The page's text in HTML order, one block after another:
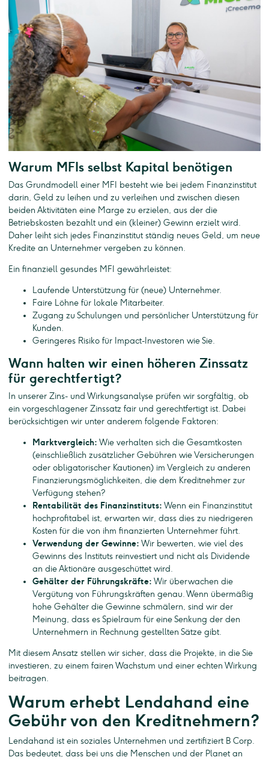
Warum MFIs selbst Kapital benötigen
Das Grundmodell einer MFI besteht wie bei jedem Finanzinstitut
darin, Geld zu leihen und zu verleihen und zwischen diesen
beiden Aktivitäten eine Marge zu erzielen, aus der die
Betriebskosten bezahlt und ein (kleiner) Gewinn erzielt wird.
Daher leiht sich jedes Finanzinstitut ständig neues Geld, um neue
Kredite an Unternehmer vergeben zu können.
Ein finanziell gesundes MFI gewährleistet:
Laufende Unterstützung für (neue) Unternehmer.
Faire Löhne für lokale Mitarbeiter.
Zugang zu Schulungen und persönlicher Unterstützung für
Kunden.
Geringeres Risiko für Impact-Investoren wie Sie.
Wann halten wir einen höheren Zinssatz
für gerechtfertigt?
In unserer Zins- und Wirkungsanalyse prüfen wir sorgfältig, ob
ein vorgeschlagener Zinssatz fair und gerechtfertigt ist. Dabei
berücksichtigen wir unter anderem folgende Faktoren:
Marktvergleich: Wie verhalten sich die Gesamtkosten
(einschließlich zusätzlicher Gebühren wie Versicherungen
oder obligatorischer Kautionen) im Vergleich zu anderen
Finanzierungsmöglichkeiten, die dem Kreditnehmer zur
Verfügung stehen?
Rentabilität des Finanzinstituts: Wenn ein Finanzinstitut
hochprofitabel ist, erwarten wir, dass dies zu niedrigeren
Kosten für die von ihm finanzierten Unternehmer führt.
Verwendung der Gewinne: Wir bewerten, wie viel des
Gewinns des Instituts reinvestiert und nicht als Dividende
an die Aktionäre ausgeschüttet wird.
Gehälter der Führungskräfte: Wir überwachen die
Vergütung von Führungskräften genau. Wenn übermäßig
hohe Gehälter die Gewinne schmälern, sind wir der
Meinung, dass es Spielraum für eine Senkung der den
Unternehmern in Rechnung gestellten Sätze gibt.
Mit diesem Ansatz stellen wir sicher, dass die Projekte, in die Sie
investieren, zu einem fairen Wachstum und einer echten Wirkung
beitragen.
Warum erhebt Lendahand eine
Gebühr von den Kreditnehmern?
Lendahand ist ein soziales Unternehmen und zertifiziert B Corp.
Das bedeutet, dass bei uns die Menschen und der Planet an